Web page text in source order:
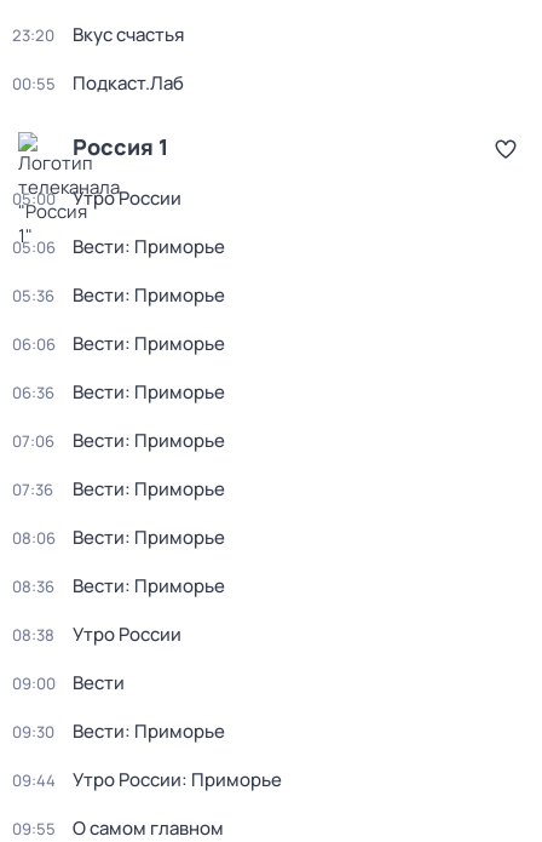
23:20 Вкус счастья
00:55 Подкаст.Лаб
Россия 1
05:00 Утро России
05:06 Вести: Приморье
05:36 Вести: Приморье
06:06 Вести: Приморье
06:36 Вести: Приморье
07:06 Вести: Приморье
07:36 Вести: Приморье
08:06 Вести: Приморье
08:36 Вести: Приморье
08:38 Утро России
09:00 Вести
09:30 Вести: Приморье
09:44 Утро России: Приморье
09:55 О самом главном